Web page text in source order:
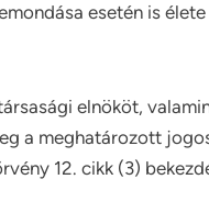
esetén is
elnököt,
a meghatározott
12. cikk (3)